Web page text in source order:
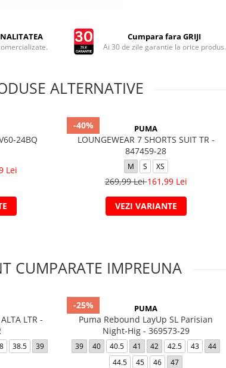
Cumpara fara GRIJI
Ai 30 de zile garantie la orice produs.
ALTERNATIVE
24BQ
Lei
-40% PUMA
LOUNGEWEAR 7 SHORTS SUIT TR -
847459-28
M S XS
269,99 Lei161,99 Lei
VEZI VARIANTE
CUMPARATE IMPREUNA
LTR -
38.5
39
-25% PUMA
Puma Rebound LayUp SL Parisian
Night-Hig - 369573-29
39 40 40.5 41 42 42.5 43
44
44.5
45 46 47